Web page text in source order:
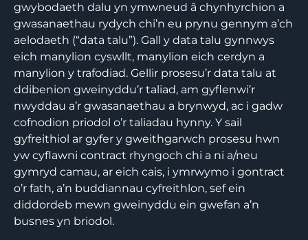
gwybodaeth dalu yn ymwneud â chynhyrchion a
gwasanaethau rydych chi’n eu prynu gennym a’ch
aelodaeth (“data talu”). Gall y data talu gynnwys
eich manylion cyswllt, manylion eich cerdyn a
manylion y trafodiad. Gellir prosesu’r data talu at
ddibenion gweinyddu’r taliad, am gyflenwi’r
nwyddau a’r gwasanaethau a brynwyd, ac i gadw
cofnodion priodol o’r taliadau hynny. Y sail
gyfreithiol ar gyfer y gweithgarwch prosesu hwn
yw cyflawni contract rhyngoch chi a ni a/neu
gymryd camau, ar eich cais, i ymrwymo i gontract
o’r fath, a’n buddiannau cyfreithlon, sef ein
diddordeb mewn gweinyddu ein gwefan a’n
busnes yn briodol.